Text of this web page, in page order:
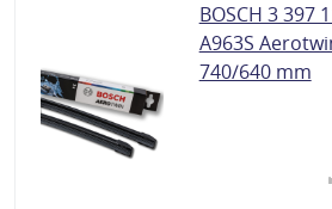
BOSCH 3 397
A963S
740/640 mm